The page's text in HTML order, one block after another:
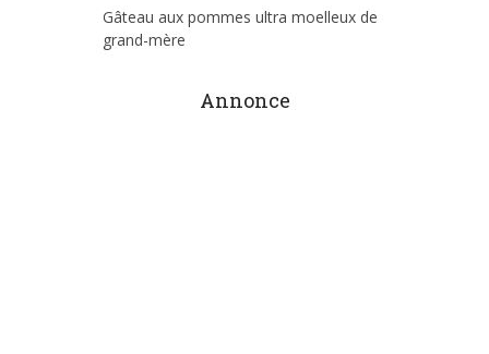
Gâteau aux pommes ultra moelleux de
grand-mère
Annonce